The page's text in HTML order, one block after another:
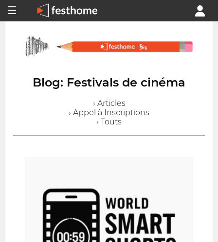
Blog: Festivals de cinéma
› Articles
› Appel à Inscriptions
› Touts